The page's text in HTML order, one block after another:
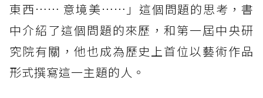
東西…… 意境美……」這個問題的思考，書
中介紹了這個問題的來歷，和第一屆中央研
究院有關，他也成為歷史上首位以藝術作品
形式撰寫這一主題的人。